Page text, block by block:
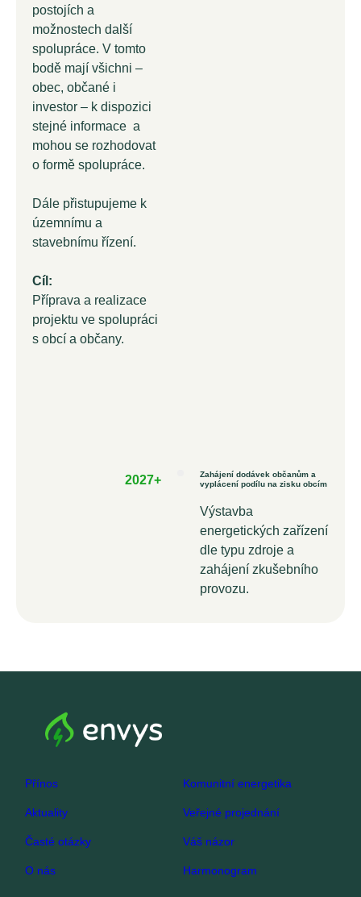
postojích a
možnostech další
spolupráce. V tomto
bodě mají všichni –
obec, občané i
investor – k dispozici
stejné informace a
mohou se rozhodovat
o formě spolupráce.
Dále přistupujeme k
územnímu a
stavebnímu řízení.
Cíl:
Příprava a realizace
projektu ve spolupráci
s obcí a občany.
Zahájení dodávek občanům a
vyplácení podílu na zisku obcím
Výstavba
energetických zařízení
dle typu zdroje a
zahájení zkušebního
provozu.
2027+
Přínos
Aktuality
Časté otázky
O nás
Komunitní energetika
Veřejné projednání
Váš názor
Harmonogram